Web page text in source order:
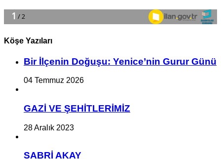
Köşe Yazıları
Bir İlçe­nin Do­ğu­şu: Ye­ni­ce’nin Gurur Günü
04 Temmuz 2026
GAZİ VE ŞEHİTLERİMİZ
28 Aralık 2023
SABRİ AKAY